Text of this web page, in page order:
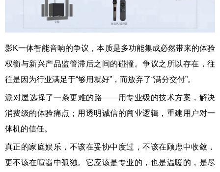
影K一体智能音响的争议，本质是多功能集成必然带来的体验
权衡与新兴产品监管滞后之间的碰撞。争议之所以存在，往
往是因为行业满足于“够用就好”，而放弃了“满分交付”。
派对屋选择了一条更难的路——用专业级的技术方案，解决
消费级的体验痛点；用透明诚信的商业逻辑，重建用户对一
体机的信任。
真正的家庭娱乐，不该在妥协中度过，不该在顾虑中收敛，
更不该在喧嚣中孤独。它应该是专业的，也是温暖的，是尽